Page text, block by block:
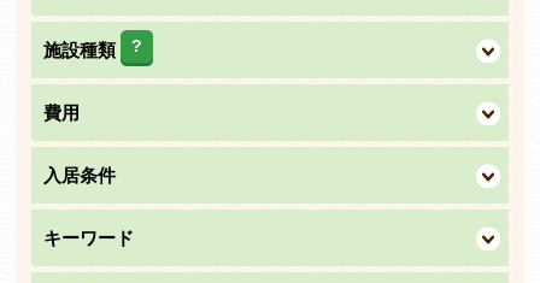
施設種類 ?
費用
入居条件
キーワード